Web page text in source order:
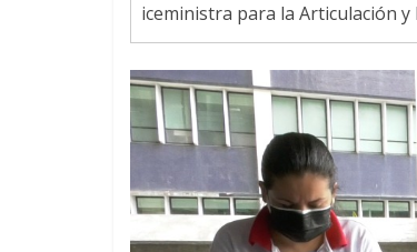
iceministra para la Articulación